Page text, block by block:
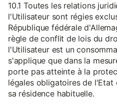
10.1 Toutes les relations
l'Utilisateur sont régies
République fédérale
règle de conflit de lois du
l'Utilisateur est un
s'applique que dans la
porte pas atteinte à la
légales obligatoires de l'Etat
sa résidence habituelle.